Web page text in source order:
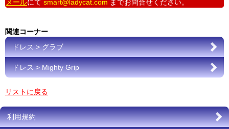
メールにて smart@ladycat.com までお問合せください。
関連コーナー
ドレス > グラブ
ドレス > Mighty Grip
リストに戻る
利用規約